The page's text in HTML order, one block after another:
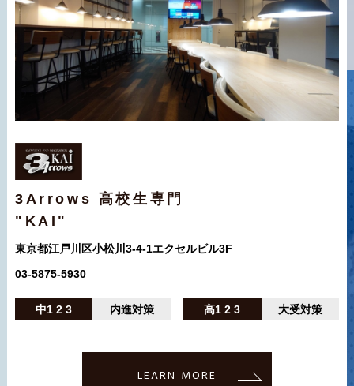
3Arrows 高校生専門
"KAI"
東京都江戸川区小松川3-4-1エクセルビル3F
03-5875-5930
中1 2 3 内進対策 高1 2 3 大受対策
LEARN MORE